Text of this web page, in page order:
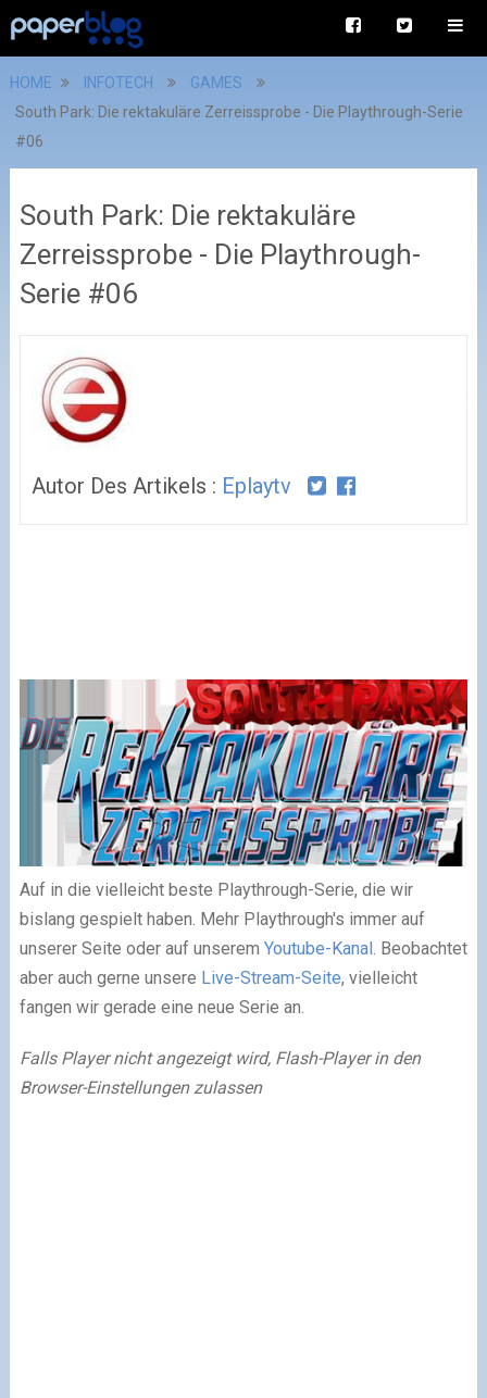
HOME INFOTECH
GAMES
South Park: Die rektakuläre Zerreissprobe - Die Playthrough-Serie
#06
South Park: Die rektakuläre
Zerreissprobe - Die Playthrough-
Serie #06
Autor Des Artikels : Eplaytv
Auf in die vielleicht beste Playthrough-Serie, die wir
bislang gespielt haben. Mehr Playthrough's immer auf
unserer Seite oder auf unserem Youtube-Kanal. Beobachtet
aber auch gerne unsere Live-Stream-Seite, vielleicht
fangen wir gerade eine neue Serie an.
Falls Player nicht angezeigt wird, Flash-Player in den
Browser-Einstellungen zulassen